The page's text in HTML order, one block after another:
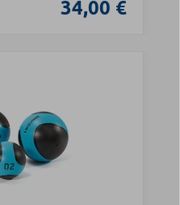
34,00 €